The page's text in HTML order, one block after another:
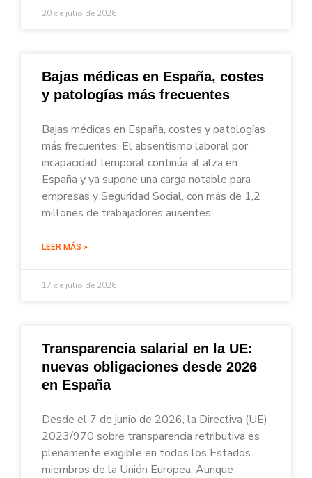
20 de julio de 2026
Bajas médicas en España, costes
y patologías más frecuentes
Bajas médicas en España, costes y patologías
más frecuentes: El absentismo laboral por
incapacidad temporal continúa al alza en
España y ya supone una carga notable para
empresas y Seguridad Social, con más de 1,2
millones de trabajadores ausentes
LEER MÁS »
17 de julio de 2026
Transparencia salarial en la UE:
nuevas obligaciones desde 2026
en España
Desde el 7 de junio de 2026, la Directiva (UE)
2023/970 sobre transparencia retributiva es
plenamente exigible en todos los Estados
miembros de la Unión Europea. Aunque